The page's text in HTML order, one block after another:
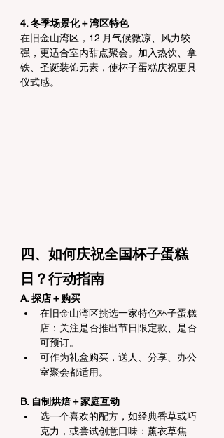
4. 冬季场景化＋湾区特色
在旧金山湾区，12 月气候微凉、风力较
强，更适合室内甜点聚会。加入热饮、拿
铁、圣诞装饰元素，使杯子蛋糕庆祝更具
仪式感。
四、如何庆祝全国杯子蛋糕
日？行动指南
A. 探店＋购买
在旧金山湾区挑选一家特色杯子蛋糕
店：关注是否推出节日限定款、是否
可预订。
可作为礼盒购买，送人、分享、办公
室聚会都适用。
B. 自制烘焙＋家庭互动
选一个喜欢的配方，如经典香草或巧
克力，或尝试创意口味：薰衣草焦